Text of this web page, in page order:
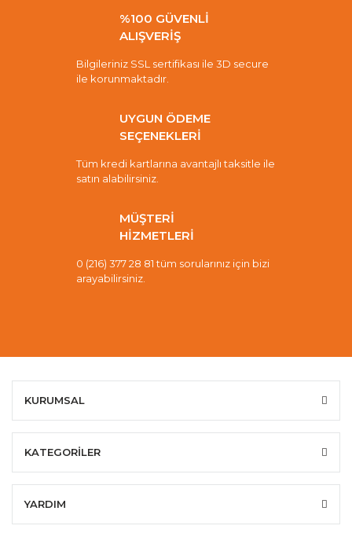
%100 GÜVENLİ
ALIŞVERİŞ
Bilgileriniz SSL sertifikası ile 3D secure
ile korunmaktadır.
UYGUN ÖDEME
SEÇENEKLERİ
Tüm kredi kartlarına avantajlı taksitle ile
satın alabilirsiniz.
MÜŞTERİ
HİZMETLERİ
0 (216) 377 28 81 tüm sorularınız için bizi
arayabilirsiniz.
KURUMSAL
KATEGORİLER
YARDIM